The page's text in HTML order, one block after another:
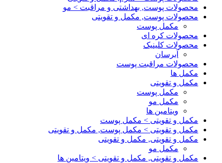
محصولات پوست, بهداشتی و مراقبت > مو
محصولات پوست, مکمل و تقویتی
مکمل پوست
محصولات کره ای
محصولات کلینیک
آبرسان
محصولات مراقبت پوست
مکمل ها
مکمل و تقویتی
مکمل پوست
مکمل مو
ویتامین ها
مکمل و تقویتی > مکمل پوست
مکمل و تقویتی > مکمل پوست, مکمل و تقویتی
مکمل و تقویتی, مکمل و تقویتی
مکمل مو
مکمل و تقویتی, مکمل و تقویتی > ویتامین ها